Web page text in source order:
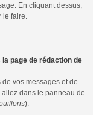
En cliquant dessus,
le faire.
page de rédaction de
vos messages et de
dans le panneau de
).